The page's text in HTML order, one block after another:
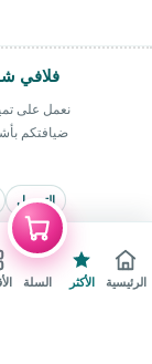
الرئيسية الأكثر السلة
فلافي
نعمل على
ضيافتكم
التوصيل